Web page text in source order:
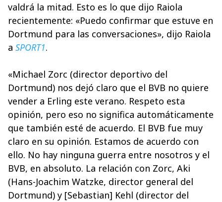
valdrá la mitad. Esto es lo que dijo Raiola
recientemente: «Puedo confirmar que estuve en
Dortmund para las conversaciones», dijo Raiola
a SPORT1.
«Michael Zorc (director deportivo del
Dortmund) nos dejó claro que el BVB no quiere
vender a Erling este verano. Respeto esta
opinión, pero eso no significa automáticamente
que también esté de acuerdo. El BVB fue muy
claro en su opinión. Estamos de acuerdo con
ello. No hay ninguna guerra entre nosotros y el
BVB, en absoluto. La relación con Zorc, Aki
(Hans-Joachim Watzke, director general del
Dortmund) y [Sebastian] Kehl (director del